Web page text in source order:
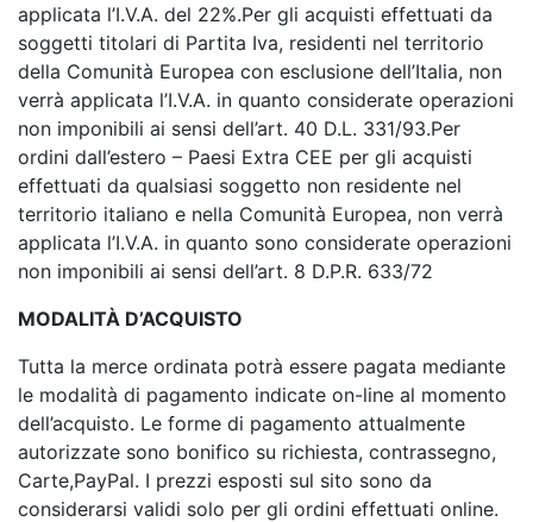
applicata l’I.V.A. del 22%.Per gli acquisti effettuati da
soggetti titolari di Partita Iva, residenti nel territorio
della Comunità Europea con esclusione dell’Italia, non
verrà applicata l’I.V.A. in quanto considerate operazioni
non imponibili ai sensi dell’art. 40 D.L. 331/93.Per
ordini dall’estero – Paesi Extra CEE per gli acquisti
effettuati da qualsiasi soggetto non residente nel
territorio italiano e nella Comunità Europea, non verrà
applicata l’I.V.A. in quanto sono considerate operazioni
non imponibili ai sensi dell’art. 8 D.P.R. 633/72
MODALITÀ D’ACQUISTO
Tutta la merce ordinata potrà essere pagata mediante
le modalità di pagamento indicate on-line al momento
dell’acquisto. Le forme di pagamento attualmente
autorizzate sono bonifico su richiesta, contrassegno,
Carte,PayPal. I prezzi esposti sul sito sono da
considerarsi validi solo per gli ordini effettuati online.